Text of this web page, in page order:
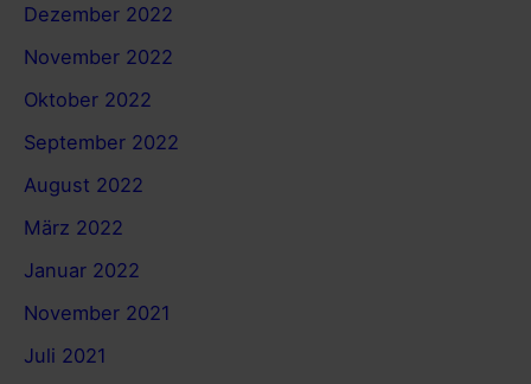
Dezember 2022
November 2022
Oktober 2022
September 2022
August 2022
März 2022
Januar 2022
November 2021
Juli 2021